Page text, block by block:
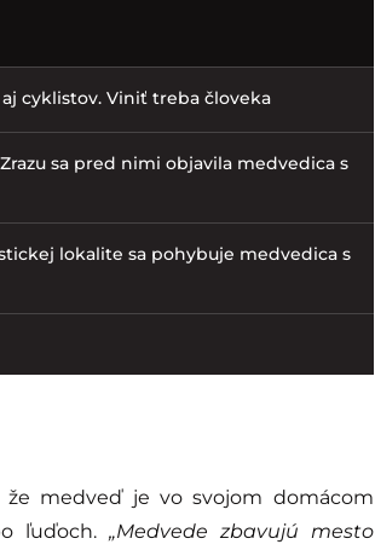
cyklistov. Viniť treba človeka
sa pred nimi objavila medvedica s
lokalite sa pohybuje medvedica s
medveď je vo svojom domácom
ľuďoch. „Medvede zbavujú mesto